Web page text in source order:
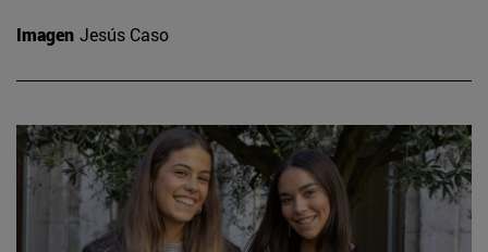
Imagen Jesús Caso